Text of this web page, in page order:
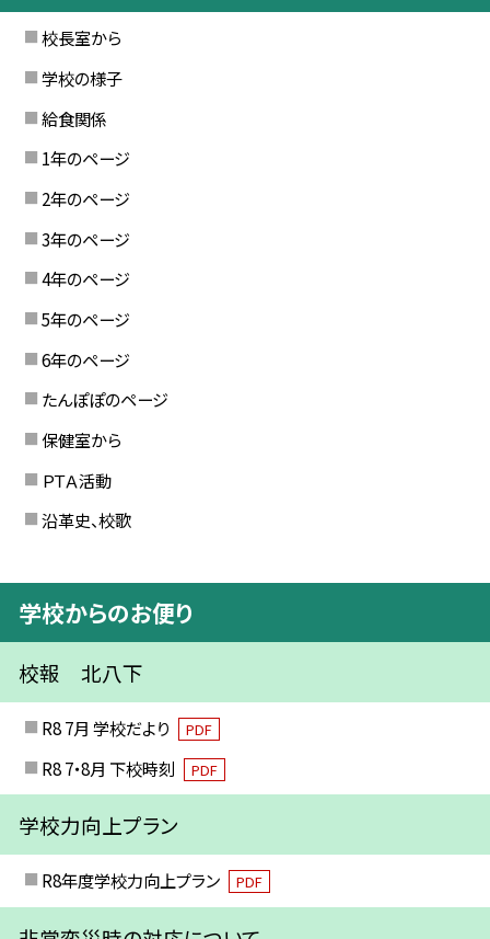
校長室から
学校の様子
給食関係
1年のページ
2年のページ
3年のページ
4年のページ
5年のページ
6年のページ
たんぽぽのページ
保健室から
ＰＴＡ活動
沿革史、校歌
学校からのお便り
校報 北八下
R8 7月 学校だより PDF
R8 7・8月 下校時刻 PDF
学校力向上プラン
R8年度学校力向上プラン PDF